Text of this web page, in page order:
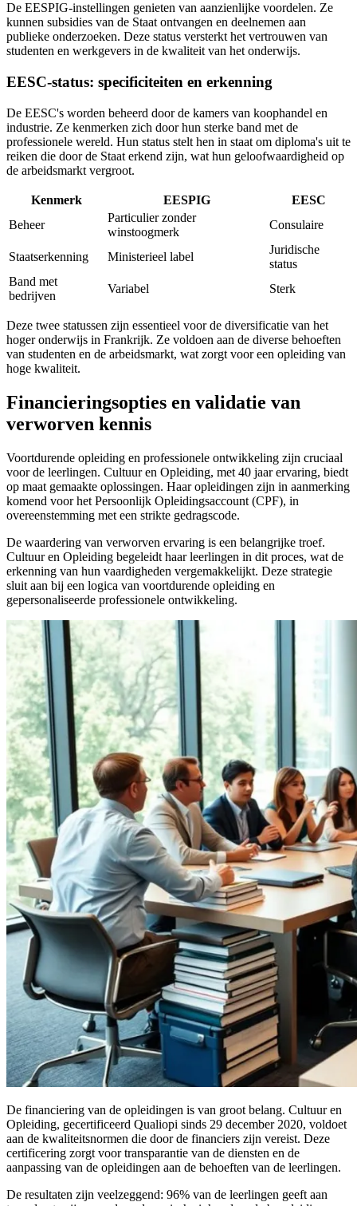
De EESPIG-instellingen genieten van aanzienlijke voordelen. Ze
kunnen subsidies van de Staat ontvangen en deelnemen aan
publieke onderzoeken. Deze status versterkt het vertrouwen van
studenten en werkgevers in de kwaliteit van het onderwijs.
EESC-status: specificiteiten en erkenning
De EESC's worden beheerd door de kamers van koophandel en
industrie. Ze kenmerken zich door hun sterke band met de
professionele wereld. Hun status stelt hen in staat om diploma's uit te
reiken die door de Staat erkend zijn, wat hun geloofwaardigheid op
de arbeidsmarkt vergroot.
Kenmerk EESPIG
EESC
Beheer
Particulier zonder
winstoogmerk
Consulaire
Staatserkenning Ministerieel label
Juridische
status
Band met
bedrijven
Variabel Sterk
Deze twee statussen zijn essentieel voor de diversificatie van het
hoger onderwijs in Frankrijk. Ze voldoen aan de diverse behoeften
van studenten en de arbeidsmarkt, wat zorgt voor een opleiding van
hoge kwaliteit.
Financieringsopties en validatie van
verworven kennis
Voortdurende opleiding en professionele ontwikkeling zijn cruciaal
voor de leerlingen. Cultuur en Opleiding, met 40 jaar ervaring, biedt
op maat gemaakte oplossingen. Haar opleidingen zijn in aanmerking
komend voor het Persoonlijk Opleidingsaccount (CPF), in
overeenstemming met een strikte gedragscode.
De waardering van verworven ervaring is een belangrijke troef.
Cultuur en Opleiding begeleidt haar leerlingen in dit proces, wat de
erkenning van hun vaardigheden vergemakkelijkt. Deze strategie
sluit aan bij een logica van voortdurende opleiding en
gepersonaliseerde professionele ontwikkeling.
De financiering van de opleidingen is van groot belang. Cultuur en
Opleiding, gecertificeerd Qualiopi sinds 29 december 2020, voldoet
aan de kwaliteitsnormen die door de financiers zijn vereist. Deze
certificering zorgt voor transparantie van de diensten en de
aanpassing van de opleidingen aan de behoeften van de leerlingen.
De resultaten zijn veelzeggend: 96% van de leerlingen geeft aan